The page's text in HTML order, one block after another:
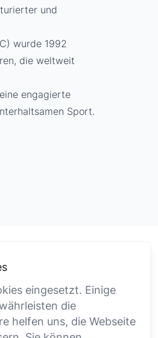
und
wurde 1992
die weltweit
engagierte
Sport.
eingesetzt. Einige
die
helfen uns, die Webseite